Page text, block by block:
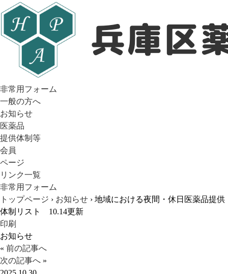
非常用フォーム
一般の方へ
お知らせ
医薬品
提供体制等
会員
ページ
リンク一覧
非常用フォーム
トップページ › お知らせ › 地域における夜間・休日医薬品提供
体制リスト 10.14更新
印刷
お知らせ
« 前の記事へ
次の記事へ »